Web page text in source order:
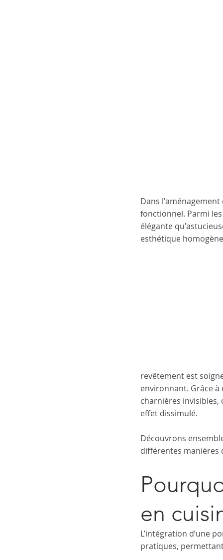
Dans
fonctionnel. Parmi
élégante
esthétique
revêtement est
environnant. Grâce
charnières
effet dissimulé.
Découvrons
différentes manières
en
L’intégration d’une
pratiques,